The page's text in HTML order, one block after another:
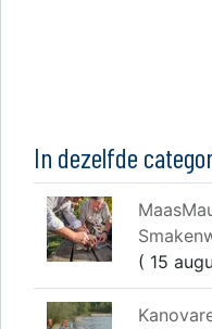
In dezelfde
( 15